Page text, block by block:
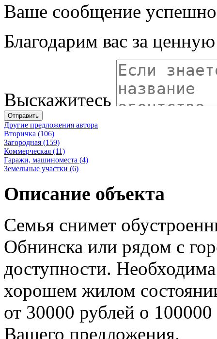
Ваше сообщение успешно
Благодарим вас за
Выскажитесь
Отправить
Другие предложения автора
Вторичка (106)
Загородная (159)
Коммерческая (11)
Гаражи, машиноместа (4)
Земельные участки (6)
Описание объекта
Семья снимет
Обнинска или рядом с
доступности.
хорошем жилом
от 30000 рублей о
Вашего предложения.